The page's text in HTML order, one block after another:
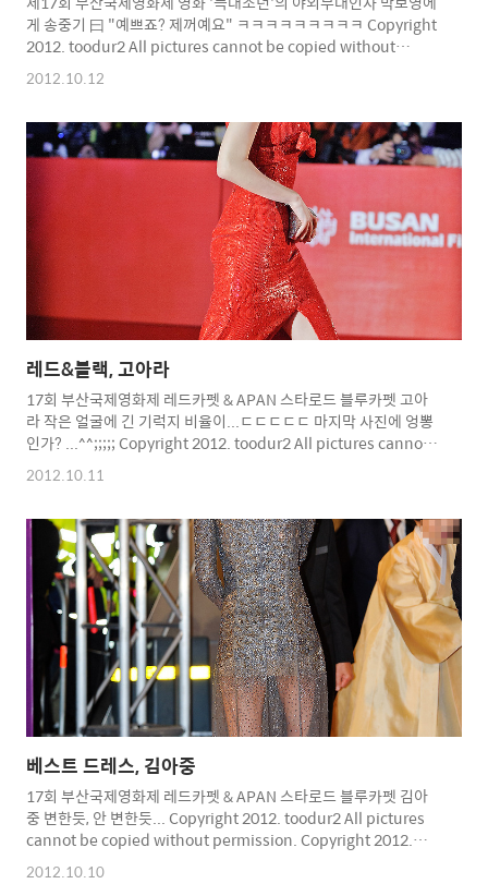
게 송중기 曰 "예쁘죠? 제꺼예요" ㅋㅋㅋㅋㅋㅋㅋㅋㅋ Copyright
2012. toodur2 All pictures cannot be copied without
permission. Copyright 2012. toodur2 All pictures cannot
be copied without permission.
2012.10.12
레드&블랙, 고아라
17회 부산국제영화제 레드카펫 & APAN 스타로드 블루카펫 고아
라 작은 얼굴에 긴 기럭지 비율이...ㄷㄷㄷㄷㄷ 마지막 사진에 엉뽕
인가? ...^^;;;;; Copyright 2012. toodur2 All pictures cannot
be copied without permission. Copyright 2012. toodur2
All pictures cannot be copied without permission.
2012.10.11
베스트 드레스, 김아중
17회 부산국제영화제 레드카펫 & APAN 스타로드 블루카펫 김아
중 변한듯, 안 변한듯... Copyright 2012. toodur2 All pictures
cannot be copied without permission. Copyright 2012.
toodur2 All pictures cannot be copied without
permission.
2012.10.10